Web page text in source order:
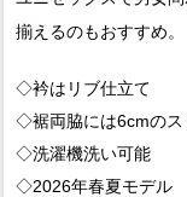
揃えるのもおすすめ。
◇衿はリブ仕立て
◇裾両脇には6cmのス
◇洗濯機洗い可能
◇2026年春夏モデル